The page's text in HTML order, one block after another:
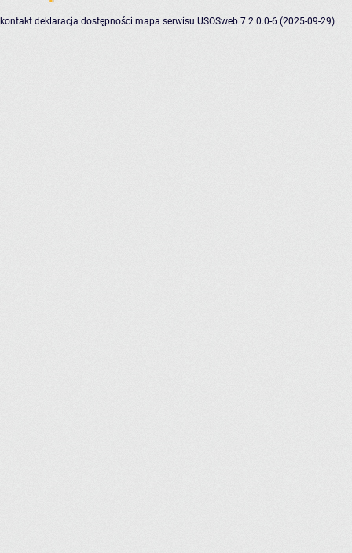
kontakt deklaracja dostępności mapa serwisu USOSweb 7.2.0.0-6 (2025-09-29)